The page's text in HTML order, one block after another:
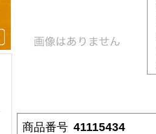
商品番号 41115434